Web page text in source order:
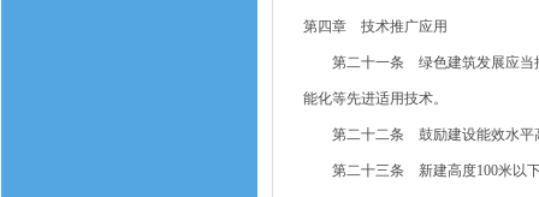
第四章 技术推广应用
第二十一条 绿色建筑发展应当推
能化等先进适用技术。
第二十二条 鼓励建设能效水平高
第二十三条 新建高度100米以下